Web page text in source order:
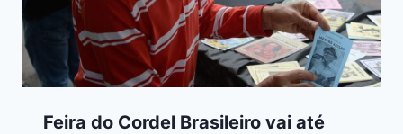
Feira do Cordel Brasileiro vai até